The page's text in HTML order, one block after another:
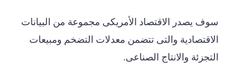
سوف يصدر الاقتصاد الأمريكى مجموعة من البيانات
الاقتصادية والتى تتضمن معدلات التضخم ومبيعات
التجزئة والانتاج الصناعى.